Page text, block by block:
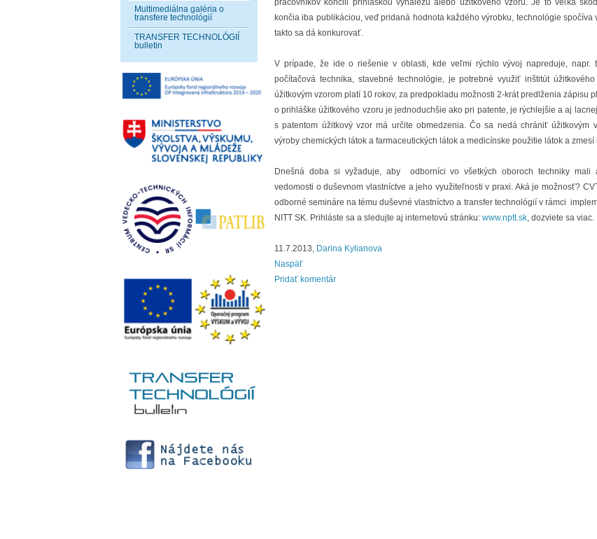
Multimediálna galéria o
transfere technológií
TRANSFER TECHNOLÓGIÍ
bulletin
pracovníkov končili prihláškou vynálezu alebo úžitkového vzoru. Je to veľká
končia iba publikáciou, veď pridaná hodnota každého výrobku, technológie spočíva
takto sa dá konkurovať.
V prípade, že ide o riešenie v oblasti, kde veľmi rýchlo vývoj napreduje, napr.
počítačová technika, stavebné technológie, je potrebné využiť inštitút
úžitkovým vzorom platí 10 rokov, za predpokladu možnosti 2-krát predlženia zápisu
o prihláške úžitkového vzoru je jednoduchšie ako pri patente, je rýchlejšie a aj
s patentom úžitkový vzor má určite obmedzenia. Čo sa nedá chrániť úžitkovým
výroby chemických látok a farmaceutických látok a medicínske použitie látok a zmesí
Dnešná doba si vyžaduje, aby odborníci vo všetkých oboroch techniky mali
vedomosti o duševnom vlastníctve a jeho využiteľnosti v praxi. Aká je možnosť?
odborné semináre na tému duševné vlastníctvo a transfer technológií v rámci
NITT SK. Prihláste sa a sledujte aj internetovú stránku: www.nptt.sk, dozviete sa viac.
11.7.2013, Darina Kylianova
Naspäť
Pridať komentár